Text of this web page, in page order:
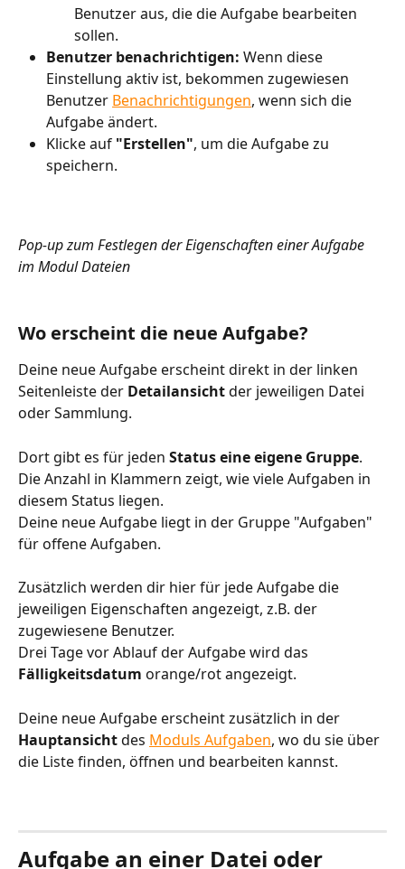
Benutzer aus, die die Aufgabe bearbeiten
sollen.
Benutzer benachrichtigen: Wenn diese
Einstellung aktiv ist, bekommen zugewiesen
Benutzer Benachrichtigungen, wenn sich die
Aufgabe ändert.
Klicke auf "Erstellen", um die Aufgabe zu
speichern.
Pop-up zum Festlegen der Eigenschaften einer Aufgabe
im Modul Dateien
Wo erscheint die neue Aufgabe?
Deine neue Aufgabe erscheint direkt in der linken
Seitenleiste der Detailansicht der jeweiligen Datei
oder Sammlung.
Dort gibt es für jeden Status eine eigene Gruppe.
Die Anzahl in Klammern zeigt, wie viele Aufgaben in
diesem Status liegen.
Deine neue Aufgabe liegt in der Gruppe "Aufgaben"
für offene Aufgaben.
Zusätzlich werden dir hier für jede Aufgabe die
jeweiligen Eigenschaften angezeigt, z.B. der
zugewiesene Benutzer.
Drei Tage vor Ablauf der Aufgabe wird das
Fälligkeitsdatum orange/rot angezeigt.
Deine neue Aufgabe erscheint zusätzlich in der
Hauptansicht des Moduls Aufgaben, wo du sie über
die Liste finden, öffnen und bearbeiten kannst.
Aufgabe an einer Datei oder